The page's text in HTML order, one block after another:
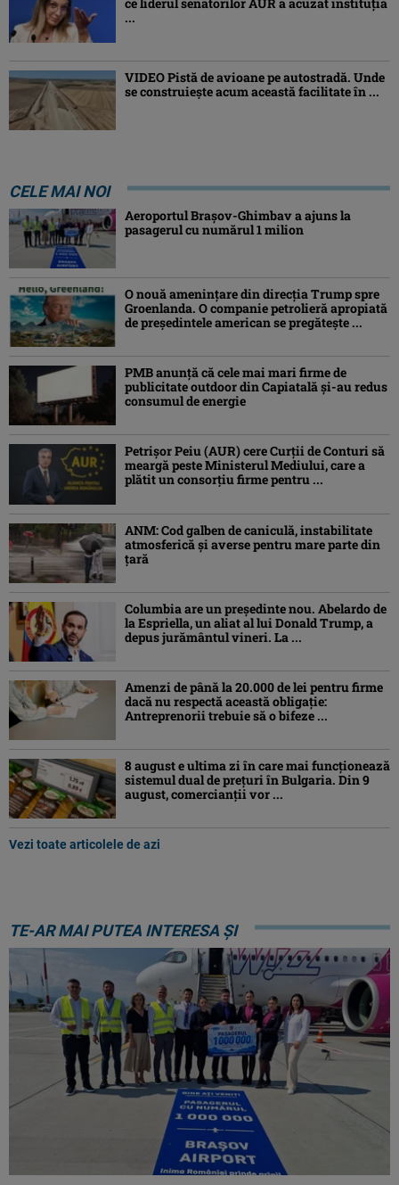
ce liderul senatorilor AUR a acuzat instituția
...
VIDEO Pistă de avioane pe autostradă. Unde
se construiește acum această facilitate în ...
CELE MAI NOI
Aeroportul Brașov-Ghimbav a ajuns la
pasagerul cu numărul 1 milion
O nouă amenințare din direcția Trump spre
Groenlanda. O companie petrolieră apropiată
de președintele american se pregătește ...
PMB anunță că cele mai mari firme de
publicitate outdoor din Capiatală și-au redus
consumul de energie
Petrişor Peiu (AUR) cere Curții de Conturi să
meargă peste Ministerul Mediului, care a
plătit un consorţiu firme pentru ...
ANM: Cod galben de caniculă, instabilitate
atmosferică și averse pentru mare parte din
țară
Columbia are un președinte nou. Abelardo de
la Espriella, un aliat al lui Donald Trump, a
depus jurământul vineri. La ...
Amenzi de până la 20.000 de lei pentru firme
dacă nu respectă această obligație:
Antreprenorii trebuie să o bifeze ...
8 august e ultima zi în care mai funcționează
sistemul dual de prețuri în Bulgaria. Din 9
august, comercianții vor ...
Vezi toate articolele de azi
TE-AR MAI PUTEA INTERESA ȘI